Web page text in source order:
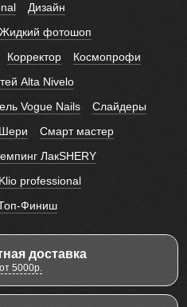
Дизайн
Жидкий фотошоп
Корректор
Космопрофи
Alta Nivelo
Vogue Nails
Слайдеры
Смарт мастер
ЛакSHERY
professional
Финиш
доставка
5000р.